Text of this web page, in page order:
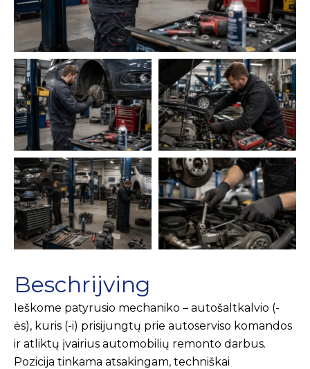
Beschrijving
Ieškome patyrusio mechaniko – autošaltkalvio (-
ės), kuris (-i) prisijungtų prie autoserviso komandos
ir atliktų įvairius automobilių remonto darbus.
Pozicija tinkama atsakingam, techniškai